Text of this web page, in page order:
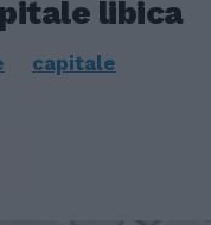
libica
capitale